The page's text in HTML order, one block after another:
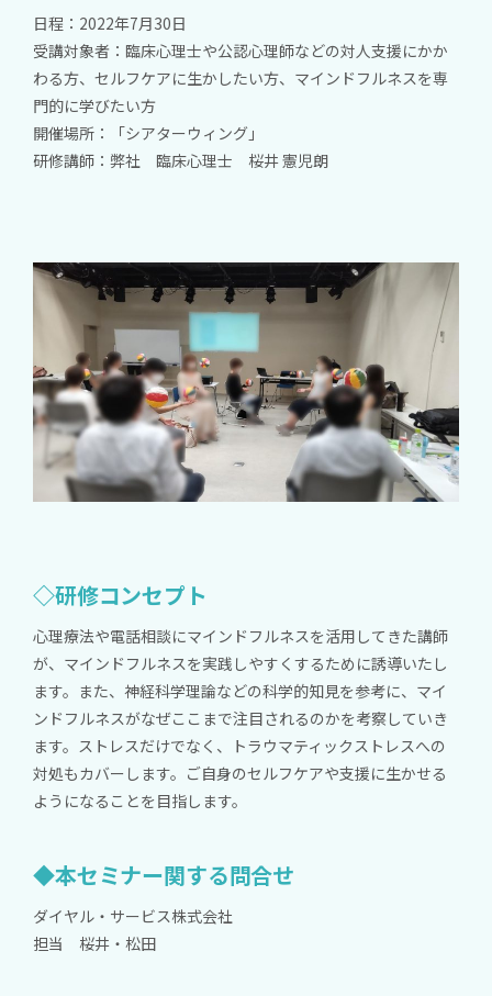
日程：2022年7月30日
受講対象者：臨床心理士や公認心理師などの対人支援にかか
わる方、セルフケアに生かしたい方、マインドフルネスを専
門的に学びたい方
開催場所：「シアターウィング」
研修講師：弊社 臨床心理士 桜井 憲児朗
◇研修コンセプト
心理療法や電話相談にマインドフルネスを活用してきた講師
が、マインドフルネスを実践しやすくするために誘導いたし
ます。また、神経科学理論などの科学的知見を参考に、マイ
ンドフルネスがなぜここまで注目されるのかを考察していき
ます。ストレスだけでなく、トラウマティックストレスへの
対処もカバーします。ご自身のセルフケアや支援に生かせる
ようになることを目指します。
◆本セミナー関する問合せ
ダイヤル・サービス株式会社
担当 桜井・松田